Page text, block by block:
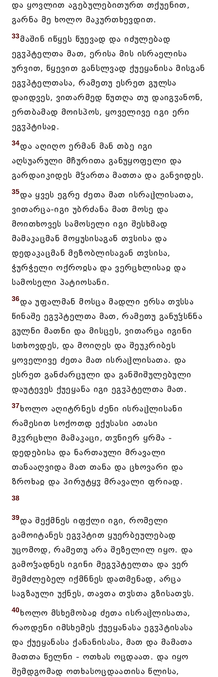
და ყოვლით აგებულებითურთ თქუენით,
გარნა მე ხოლო მაკურთხევდით.
33მაშინ იწყეს წუევად და იძულებად
ეგჳპტელთა მათ, ერისა მის ისრაელისა
ურვით, წყევით განსლვად ქუეყანისა მისგან
ეგჳპტელთასა, რამეთუ ესრეთ გულსა
დაიდვეს, ვითარმედ წუთღა თუ დაიგჳანონ,
ერთბამად მოისპოს, ყოველივე იგი ერი
ეგჳპტისაჲ.
34და აღიღო ერმან მან თბე იგი
აღსუარული მჩურითა განუყოფელი და
გარდაიკიდეს მჴართა მათთა და განვიდეს.
35და ყვეს ეგრე ძეთა მათ ისრაჱლისათა,
ვითარცა-იგი უბრძანა მათ მოსე და
მოითხოვეს სამოსელი იგი შესხმად
მამაკაცმან მოყუსისაგან თჳსისა და
დედაკაცმან მეზობლისაგან თჳსისა,
ჭურჭელი ოქროჲსა და ვერცხლისაჲ და
სამოსელი პატიოსანი.
36და უფალმან მოსცა მადლი ერსა თჳსსა
წინაშე ეგჳპტელთა მათ, რამეთუ განუჴსნნა
გულნი მათნი და მისცეს, ვითარცა იგინი
სთხოვდეს, და მოიღეს და შეუკრიბეს
ყოველივე ძეთა მათ ისრაჱლისათა. და
ესრეთ განძარცული და განშიშულებული
დაუტევეს ქუეყანა იგი ეგჳპტელთა მათ.
37ხოლო აღიტრნეს ძენი ისრაჱლისანი
რამესით სოქოთდ ექუსასი ათასი
მკჳრცხლი მამაკაცი, თჳნიერ ყრმა -
დედებისა და ნართაული მრავალი
თანააღვიდა მათ თანა და ცხოვარი და
ზროხაჲ და პირუტყჳ მრავალი ფრიად.
38
39და შექმნეს იფქლი იგი, რომელი
გამოიტანეს ეგჳპტით ყუერბეულებად
უცომოდ, რამეთუ არა შეზელილ იყო. და
გამოჴადნეს იგინი მეგჳპტელთა და ვერ
შემძლებელ იქმნნეს დათმენად, არცა
საგზაული უქნეს, თავთა თჳსთა გზისათჳს.
40ხოლო მსხემობაჲ ძეთა ისრაჱლისათა,
რაოდენი იმსხემეს ქუეყანასა ეგჳპტისასა
და ქუეყანასა ქანანისასა, მათ და მამათა
მათთა წელნი - ოთხას ოცდაათ. და იყო
შემდგომად ოთხასოცდაათისა წლისა,